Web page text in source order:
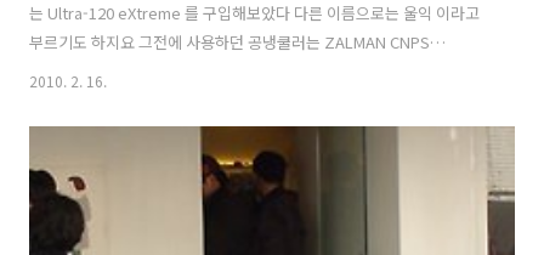
는 Ultra-120 eXtreme 를 구입해보았다 다른 이름으로는 울익 이라고
부르기도 하지요 그전에 사용하던 공냉쿨러는 ZALMAN CNPS
9500LED 이었다 잘만쿨러를 사용한지도 오래 된듯하다 시스템 환경
DDR800 2EA CASE : ZALMAN GT1000 티타늄 제품사양 모델 Ultra-
120 eXtreme 크기 L63.44 x W132 x H160.5 mm (Heatsink only) 무
게 790g (Heatsink Only) 재질 Copper(base), Aluminum(Fin) Fan
Model : A..
2010. 2. 16.